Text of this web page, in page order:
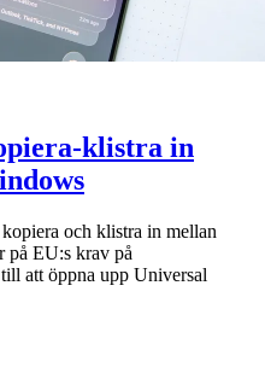
klistra in
och klistra in mellan
på EU:s krav på
att öppna upp Universal